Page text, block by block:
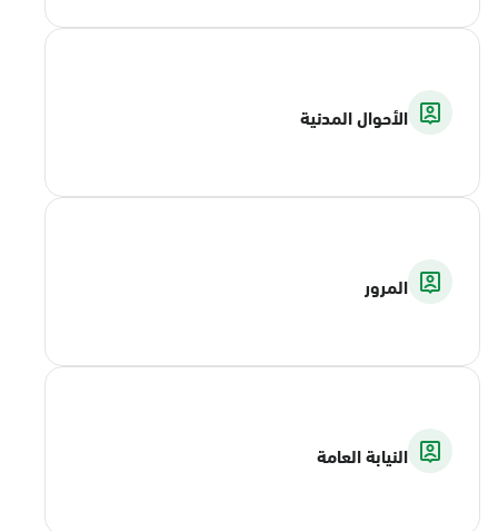
الأحوال المدنية
المرور
النيابة العامة